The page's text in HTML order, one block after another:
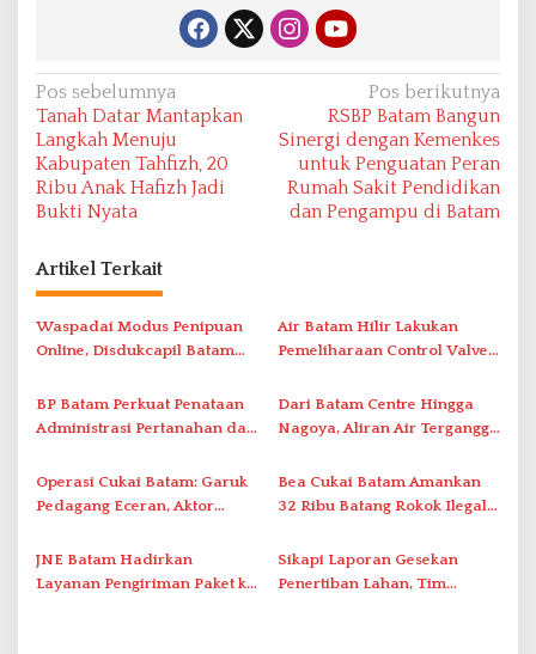
N
a
v
i
g
a
s
i
p
o
s
Pos sebelumnya
Tanah Datar Mantapkan
Langkah Menuju
Kabupaten Tahfizh, 20
Ribu Anak Hafizh Jadi
Bukti Nyata
Pos berikutnya
RSBP Batam Bangun
Sinergi dengan Kemenkes
untuk Penguatan Peran
Rumah Sakit Pendidikan
dan Pengampu di Batam
Artikel Terkait
Waspadai Modus Penipuan
Online, Disdukcapil Batam
Tatap Muka
Air Batam Hilir Lakukan
Pemeliharaan Control Valve,
BP Batam Perkuat Penataan
Administrasi Pertanahan dan
Dari Batam Centre Hingga
Nagoya, Aliran Air Terganggu
Duriangkang
Operasi Cukai Batam: Garuk
Pedagang Eceran, Aktor
Tersentuh?
Bea Cukai Batam Amankan
32 Ribu Batang Rokok Ilegal
JNE Batam Hadirkan
Layanan Pengiriman Paket ke
Sikapi Laporan Gesekan
Penertiban Lahan, Tim